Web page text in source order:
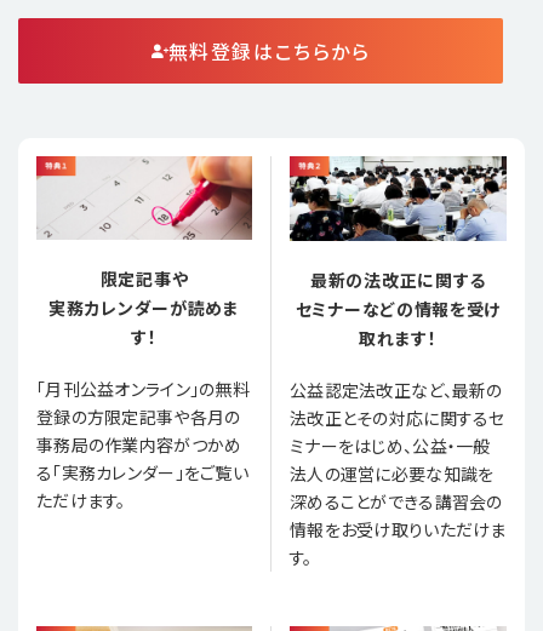
無料登録はこちらから
限定記事や
実務カレンダーが読めま
す！
「月刊公益オンライン」の無料
登録の方限定記事や各月の
事務局の作業内容がつかめ
る「実務カレンダー」をご覧い
ただけます。
最新の法改正に関する
セミナーなどの情報を受け
取れます！
公益認定法改正など、最新の
法改正とその対応に関するセ
ミナーをはじめ、公益・一般
法人の運営に必要な知識を
深めることができる講習会の
情報をお受け取りいただけま
す。